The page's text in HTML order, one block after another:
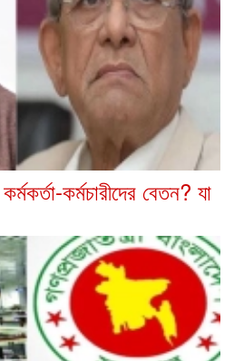
কর্মচারীদের বেতন? যা